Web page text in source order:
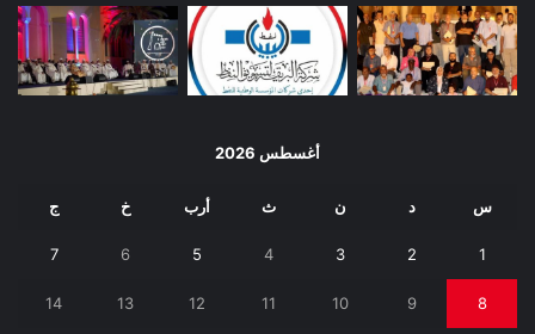
أغسطس 2026
س د ن ث أرب خ ج
1
2
3
4
5
6
7
8
9
10
11
12
13
14